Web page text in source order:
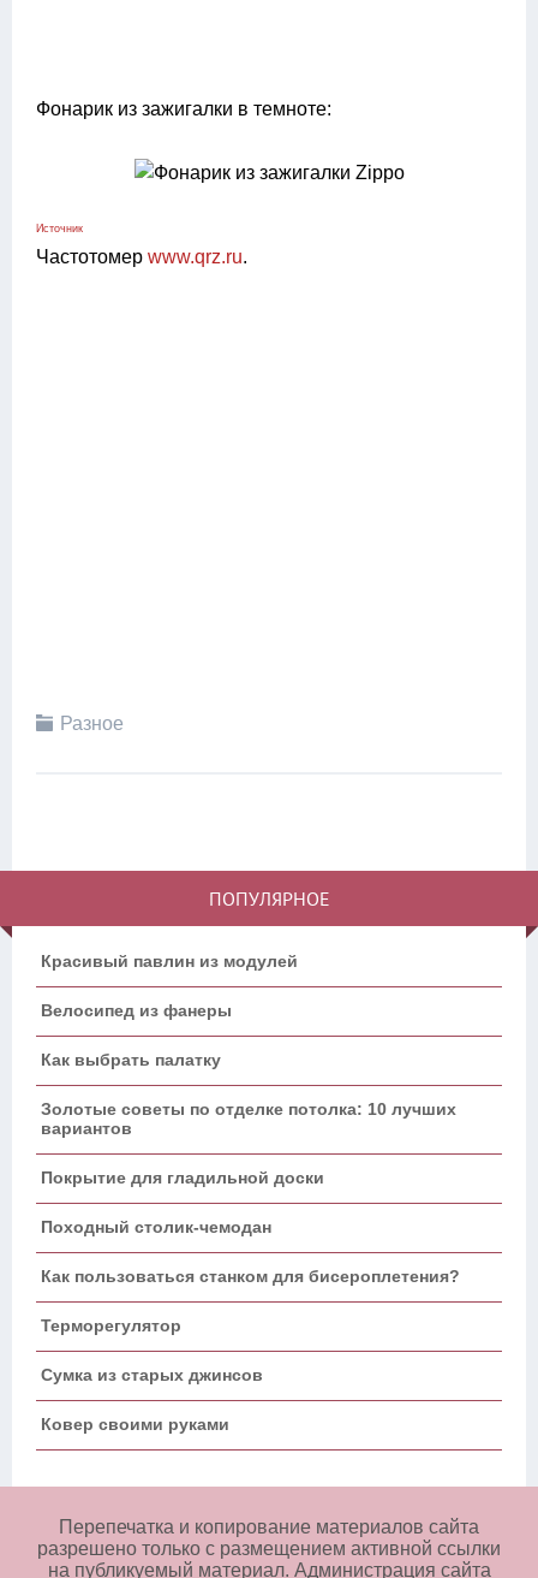
Фонарик из зажигалки в темноте:
Источник
Частотомер www.qrz.ru.
Разное
ПОПУЛЯРНОЕ
Красивый павлин из модулей
Велосипед из фанеры
Как выбрать палатку
Золотые советы по отделке потолка: 10 лучших
вариантов
Покрытие для гладильной доски
Походный столик-чемодан
Как пользоваться станком для бисероплетения?
Терморегулятор
Сумка из старых джинсов
Ковер своими руками
Перепечатка и копирование материалов сайта
разрешено только с размещением активной ссылки
на публикуемый материал. Администрация сайта